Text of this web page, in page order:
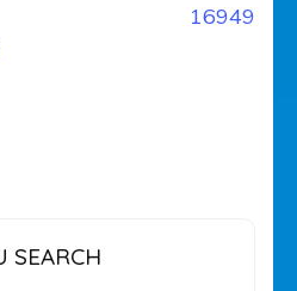
16949
SEARCH